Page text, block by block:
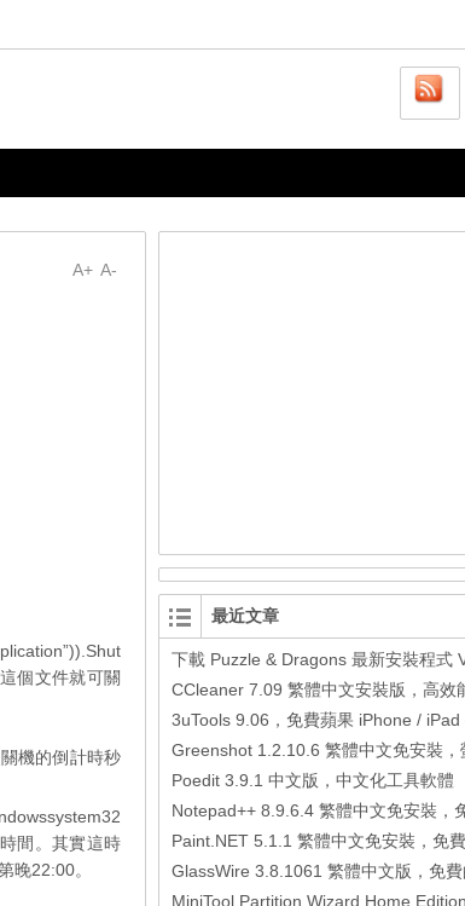
A-
A+
個文件就可關
機的倒計時秒
間。其實這時
晚22:00。
最近文章
Poedit 3.9.1 中文版，中文化工具軟體